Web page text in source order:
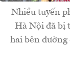
Nhiều tuyến
Hà Nội đã bị
hai bên đường